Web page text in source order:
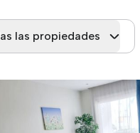
las propiedades